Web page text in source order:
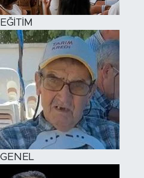
EĞİTİM
GENEL